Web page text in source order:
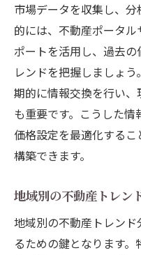
不動産売却におけ
市場調査を活
価格設定にお
競合物件との
査定価格と実
価格交渉を有
価格設定後の
略の秘訣
インスタグラ
ケティング
市場データを収集し、
的には、不動産ポータ
ポートを活用し、過去
レンドを把握しましょ
期的に情報交換を行い
も重要です。こうした
価格設定を最適化する
構築できます。
地域別の不動産トレン
地域別の不動産トレン
るための鍵となります